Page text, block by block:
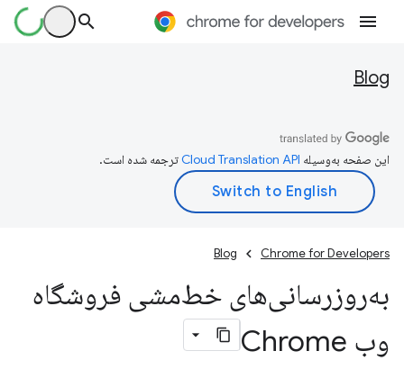
Blog
این صفحه به‌وسیله ترجمه شده است.
Chrome for Developers
Blog
به‌روزرسانی‌های خط‌مشی فروشگاه
وب Chrome